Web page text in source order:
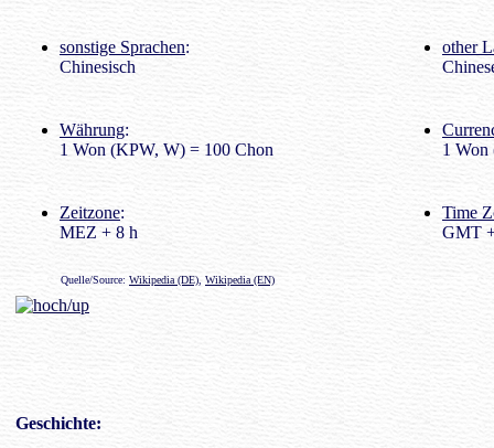
sonstige Sprachen:
Chinesisch
other
Währung:
1 Won (KPW, W) = 100 Chon
1
Zeitzone:
MEZ + 8 h
Time
GMT
Quelle/Source: Wikipedia (DE) Wikipedia (EN)
Geschichte: